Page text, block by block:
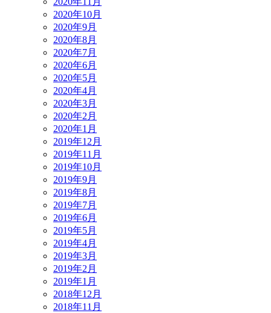
2020年10月
2020年9月
2020年8月
2020年7月
2020年6月
2020年5月
2020年4月
2020年3月
2020年2月
2020年1月
2019年12月
2019年11月
2019年10月
2019年9月
2019年8月
2019年7月
2019年6月
2019年5月
2019年4月
2019年3月
2019年2月
2019年1月
2018年12月
2018年11月